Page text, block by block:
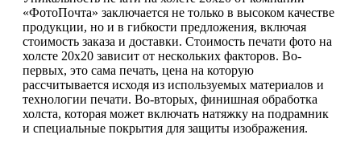
«ФотоПочта» заключается не только в высоком качестве
продукции, но и в гибкости предложения, включая
стоимость заказа и доставки. Стоимость печати фото на
холсте 20х20 зависит от нескольких факторов. Во-
первых, это сама печать, цена на которую
рассчитывается исходя из используемых материалов и
технологии печати. Во-вторых, финишная обработка
холста, которая может включать натяжку на подрамник
и специальные покрытия для защиты изображения.